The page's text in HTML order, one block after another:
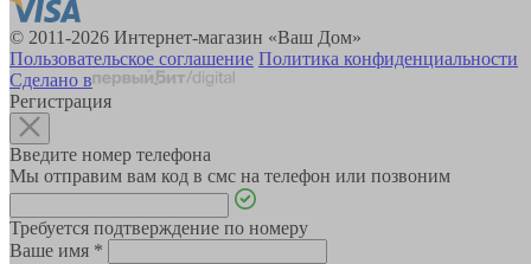
© 2011-2026 Интернет-магазин «Ваш Дом»
Пользовательское соглашение Политика конфиденциальности
Сделано в
Регистрация
Введите номер телефона
Мы отправим вам код в смс на телефон или позвоним
Требуется подтверждение по номеру
Ваше имя *